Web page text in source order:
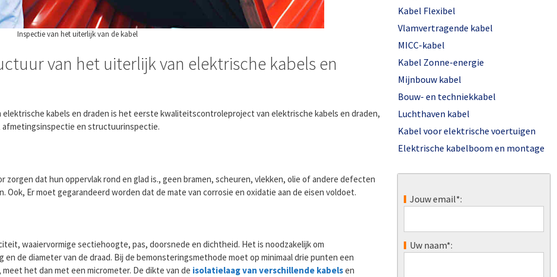
Inspectie van het uiterlijk van de kabel
van het uiterlijk van elektrische kabels en
kabels en draden is het eerste kwaliteitscontroleproject van elektrische kabels en draden,
afmetingsinspectie en structuurinspectie.
dat hun oppervlak rond en glad is., geen bramen, scheuren, vlekken, olie of andere defecten
Er moet gegarandeerd worden dat de mate van corrosie en oxidatie aan de eisen voldoet.
waaiervormige sectiehoogte, pas, doorsnede en dichtheid. Het is noodzakelijk om
de diameter van de draad. Bij de bemonsteringsmethode moet op minimaal drie punten een
het dan met een micrometer. De dikte van de isolatielaag van verschillende kabelsen
Kabel Flexibel
Vlamvertragende kabel
MICC-kabel
Kabel Zonne-energie
Mijnbouw kabel
Bouw- en techniekkabel
Luchthaven kabel
Kabel voor elektrische voertuigen
Elektrische kabelboom en montage
Jouw email*:
Uw naam*: